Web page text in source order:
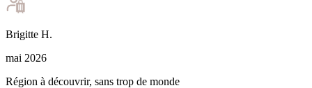
Brigitte H.
mai 2026
Région à découvrir, sans trop de monde